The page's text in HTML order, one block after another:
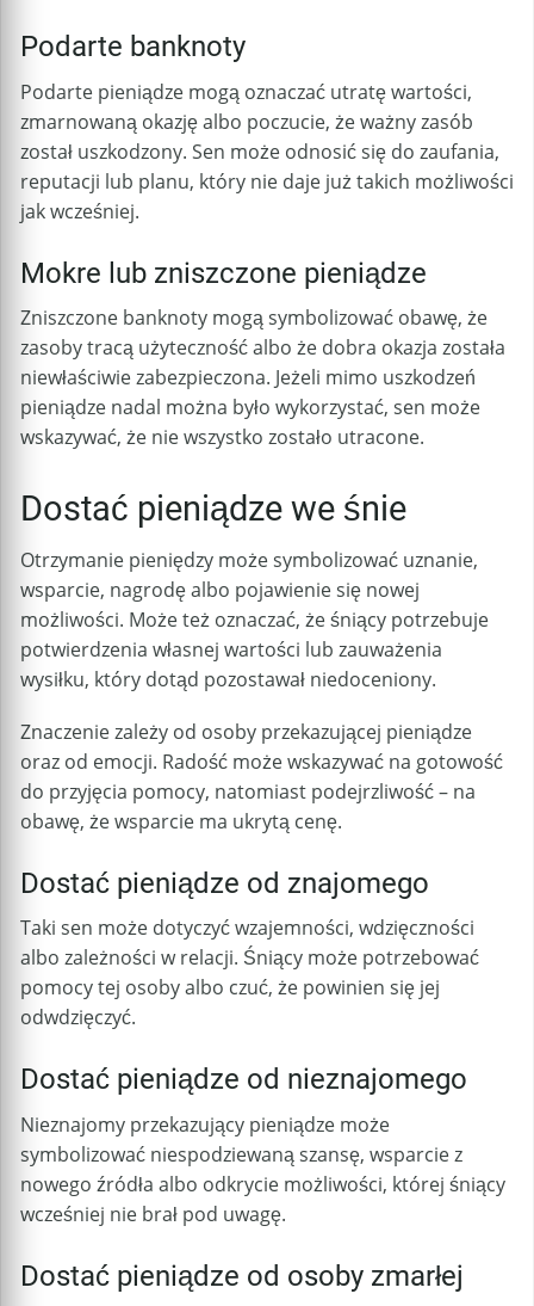
Podarte banknoty
Podarte pieniądze mogą oznaczać utratę wartości,
zmarnowaną okazję albo poczucie, że ważny zasób
został uszkodzony. Sen może odnosić się do zaufania,
reputacji lub planu, który nie daje już takich możliwości
jak wcześniej.
Mokre lub zniszczone pieniądze
Zniszczone banknoty mogą symbolizować obawę, że
zasoby tracą użyteczność albo że dobra okazja została
niewłaściwie zabezpieczona. Jeżeli mimo uszkodzeń
pieniądze nadal można było wykorzystać, sen może
wskazywać, że nie wszystko zostało utracone.
Dostać pieniądze we śnie
Otrzymanie pieniędzy może symbolizować uznanie,
wsparcie, nagrodę albo pojawienie się nowej
możliwości. Może też oznaczać, że śniący potrzebuje
potwierdzenia własnej wartości lub zauważenia
wysiłku, który dotąd pozostawał niedoceniony.
Znaczenie zależy od osoby przekazującej pieniądze
oraz od emocji. Radość może wskazywać na gotowość
do przyjęcia pomocy, natomiast podejrzliwość – na
obawę, że wsparcie ma ukrytą cenę.
Dostać pieniądze od znajomego
Taki sen może dotyczyć wzajemności, wdzięczności
albo zależności w relacji. Śniący może potrzebować
pomocy tej osoby albo czuć, że powinien się jej
odwdzięczyć.
Dostać pieniądze od nieznajomego
Nieznajomy przekazujący pieniądze może
symbolizować niespodziewaną szansę, wsparcie z
nowego źródła albo odkrycie możliwości, której śniący
wcześniej nie brał pod uwagę.
Dostać pieniądze od osoby zmarłej